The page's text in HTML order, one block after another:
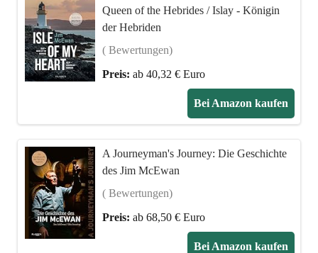
Queen of the Hebrides / Islay - Königin
der Hebriden
( Bewertungen)
Preis: ab 40,32 € Euro
Bei Amazon kaufen
A Journeyman's Journey: Die Geschichte
des Jim McEwan
( Bewertungen)
Preis: ab 68,50 € Euro
Bei Amazon kaufen